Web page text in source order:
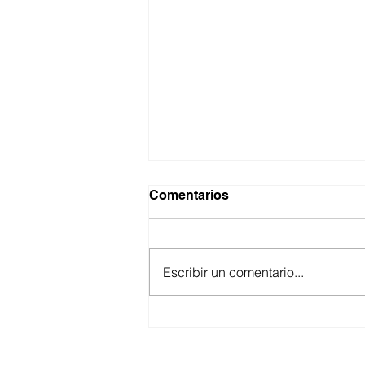
Comentarios
Escribir un comentario...